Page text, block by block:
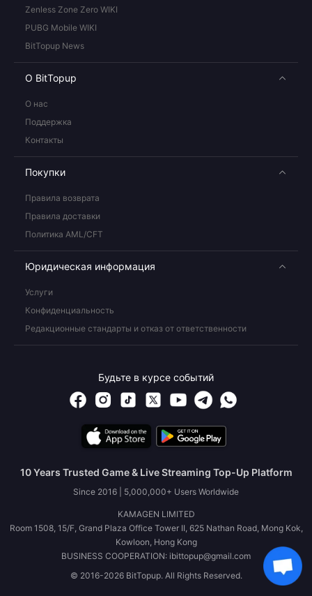
Zenless Zone Zero WIKI
PUBG Mobile WIKI
BitTopup News
О BitTopup
О нас
Поддержка
Контакты
Покупки
Правила возврата
Правила доставки
Политика AML/CFT
Юридическая информация
Услуги
Конфиденциальность
Редакционные стандарты и отказ от ответственности
Будьте в курсе событий
10 Years Trusted Game & Live Streaming Top-Up Platform
Since 2016 | 5,000,000+ Users Worldwide
KAMAGEN LIMITED
Room 1508, 15/F, Grand Plaza Office Tower II, 625 Nathan Road, Mong Kok,
Kowloon, Hong Kong
BUSINESS COOPERATION: ibittopup@gmail.com
© 2016-2026 BitTopup. All Rights Reserved.